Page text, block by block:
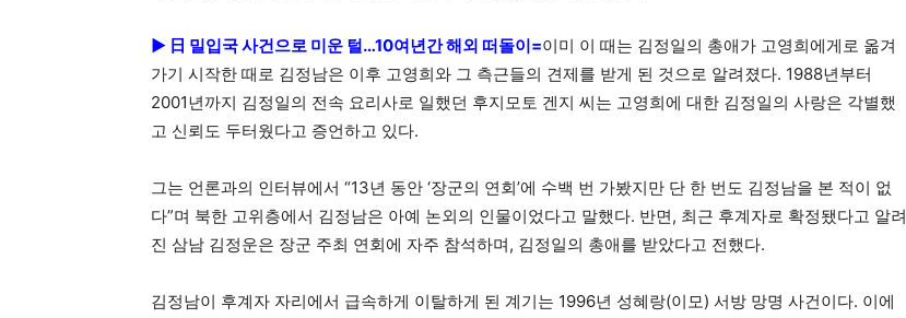
► 日 밀입국 사건으로 미운 털…10여년간 해외 떠돌이=이미 이 때는 김정일의 총애가 고영희에게로 옮겨
가기 시작한 때로 김정남은 이후 고영희와 그 측근들의 견제를 받게 된 것으로 알려졌다. 1988년부터
2001년까지 김정일의 전속 요리사로 일했던 후지모토 겐지 씨는 고영희에 대한 김정일의 사랑은 각별했
고 신뢰도 두터웠다고 증언하고 있다.
그는 언론과의 인터뷰에서 “13년 동안 ‘장군의 연회’에 수백 번 가봤지만 단 한 번도 김정남을 본 적이 없
다”며 북한 고위층에서 김정남은 아예 논외의 인물이었다고 말했다. 반면, 최근 후계자로 확정됐다고 알려
진 삼남 김정운은 장군 주최 연회에 자주 참석하며, 김정일의 총애를 받았다고 전했다.
김정남이 후계자 자리에서 급속하게 이탈하게 된 계기는 1996년 성혜랑(이모) 서방 망명 사건이다. 이에